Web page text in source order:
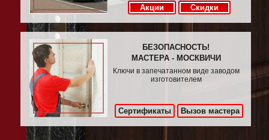
Акции Скидки
БЕЗОПАСНОСТЬ!
МАСТЕРА - МОСКВИЧИ
Ключи в запечатанном виде заводом
изготовителем
Сертификаты Вызов мастера